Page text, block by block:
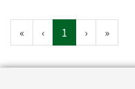
« ‹ 1 › »